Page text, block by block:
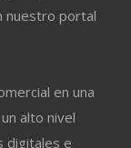
nuestro portal
en una
alto nivel
digitales e